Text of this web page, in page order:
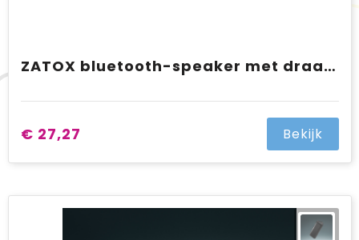
ZATOX bluetooth-speaker met draadloos oplaadstation
€ 27,27 Bekijk